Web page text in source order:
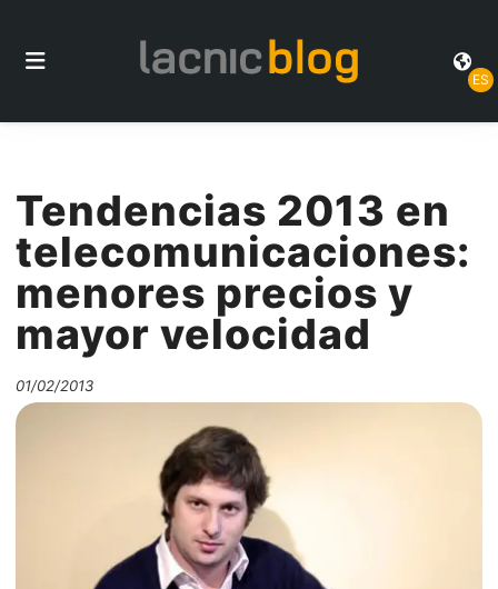
ES
Tendencias 2013 en
telecomunicaciones:
menores precios y
mayor velocidad
01/02/2013